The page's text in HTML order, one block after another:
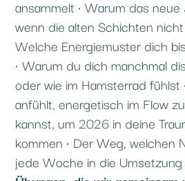
ansammelt • Warum das
wenn die alten Schichten
Welche Energiemuster dich
• Warum du dich manchmal
oder wie im Hamsterrad fühlst
anfühlt, energetisch im Flow
kannst, um 2026 in deine
kommen • Der Weg, welchen
jede Woche in die